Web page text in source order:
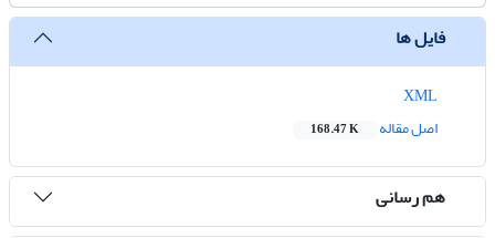
فایل ها
اصل مقاله
168.47 K
هم رسانی